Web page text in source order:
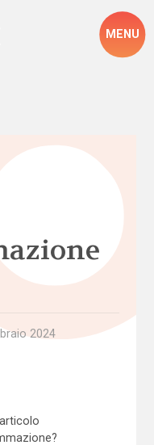
MENU
2024